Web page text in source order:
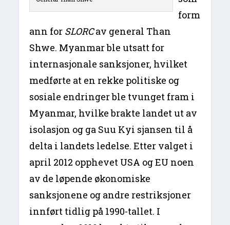
form
ann for SLORCav general Than
Shwe. Myanmar ble utsatt for
internasjonale sanksjoner, hvilket
medførte at en rekke politiske og
sosiale endringer ble tvunget fram i
Myanmar, hvilke brakte landet ut av
isolasjon og ga Suu Kyi sjansen til å
delta i landets ledelse. Etter valget i
april 2012 opphevet USA og EU noen
av de løpende økonomiske
sanksjonene og andre restriksjoner
innført tidlig på 1990-tallet. I